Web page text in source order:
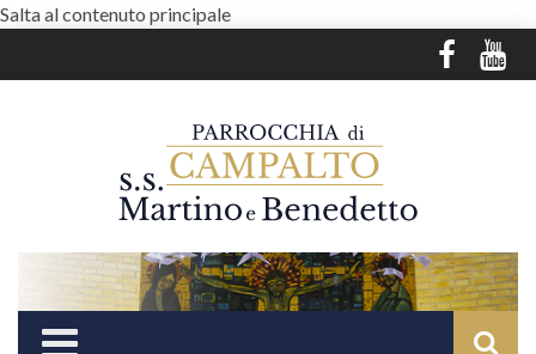
Salta al contenuto principale